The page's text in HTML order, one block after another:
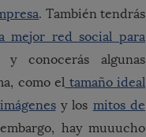
. También tendrás
mejor red social para
y conocerás algunas
como el tamaño ideal
y los mitos de
hay muuucho